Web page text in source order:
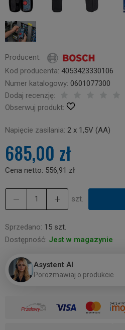
Producent:
Kod producenta: 4053423330106
Numer katalogowy: 0601077300
Dodaj recenzję:
Obserwuj produkt:
Napięcie zasilania: 2 x 1,5V (AA)
685,00 zł
Cena netto: 556,91 zł
szt.
Sprzedano: 15 szt.
Dostępność: Jest w magazynie
Asystent AI
Porozmawiaj o produkcie